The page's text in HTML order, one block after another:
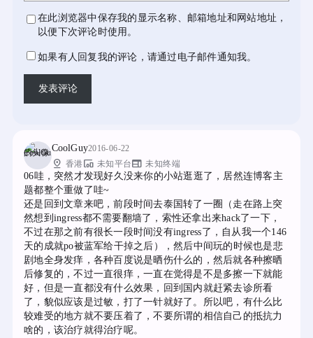
在此浏览器中保存我的显示名称、邮箱地址和网站地址，
以便下次评论时使用。
如果有人回复我的评论，请通过电子邮件通知我。
CoolGuy2016-06-22
pin_drop 香港devices_other 未知平台web 未知终端
06哇，突然才发现好久没来你的小站逛逛了，居然连博客主
题都整个重做了哇~
还是回到文章来吧，前段时间去泰国转了一圈（走在路上突
然想到ingress都不需要翻墙了，索性还拿出来hack了一下，
不过在那之前有很长一段时间没有ingress了，自从我一个146
天的成就po被蓝军给干掉之后），然后中间玩的时候也是悲
剧地全身发痒，各种百度说是晒伤什么的，然后就各种擦晒
后修复的，不过一直很痒，一直在觉得是不是多擦一下就能
好，但是一直都没有什么效果，回到国内就赶紧去诊所看
了，貌似应该是过敏，打了一针就好了。所以吧，有什么比
较难受的地方就不要压着了，不要所谓的相信自己的抵抗力
啥的，该治疗就得治疗呢。